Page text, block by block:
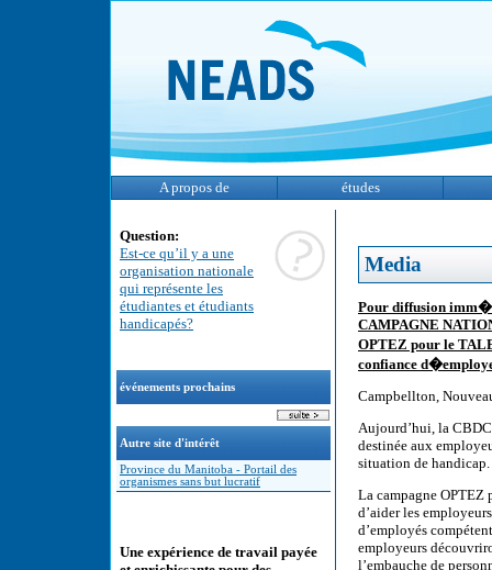
A propos de études
Question:
Est-ce qu’il y a une
organisation nationale
qui représente les
étudiantes et étudiants
handicapés?
événements prochains
Autre site d'intérêt
Province du Manitoba - Portail des
organismes sans but lucratif
Une expérience de travail payée
Media
Pour diffusion
CAMPAGNE
OPTEZ pour le
confiance
Campbellton,
Aujourd’hui, la
destinée aux
situation de handicap.
La campagne OPTEZ
d’aider les
d’employés
employeurs
l’embauche de